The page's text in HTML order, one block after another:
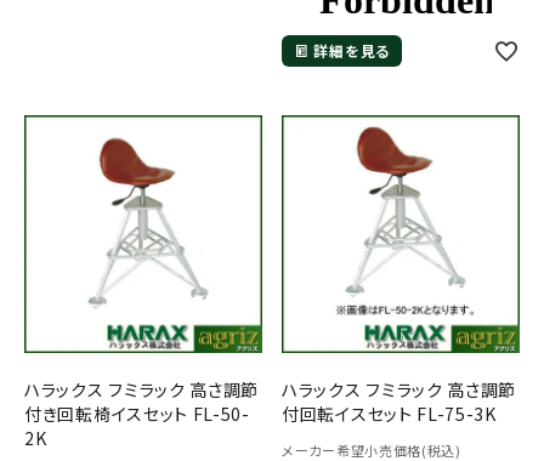
詳細を見る
ハラックス フミラック 高さ調節
付き回転椅イスセット FL-50-
2K
ハラックス フミラック 高さ調節
付回転イスセット FL-75-3K
メーカー希望小売価格(税込)